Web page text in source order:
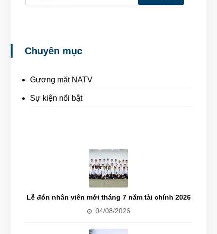
Chuyên mục
Gương mặt NATV
Sự kiện nổi bật
Lễ đón nhân viên mới tháng 7 năm tài chính 2026
04/08/2026